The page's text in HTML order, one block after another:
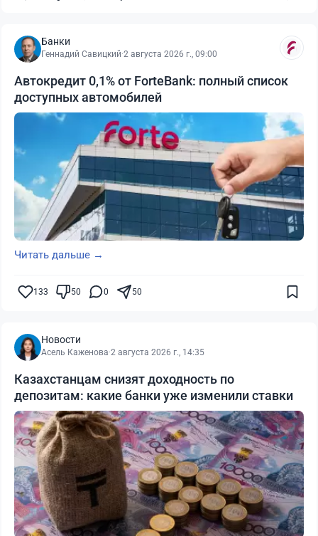
Банки
Геннадий Савицкий·2 августа 2026 г., 09:00
Автокредит 0,1% от ForteBank: полный список
доступных автомобилей
Читать дальше →
133 50 0 50
Новости
Асель Каженова·2 августа 2026 г., 14:35
Казахстанцам снизят доходность по
депозитам: какие банки уже изменили ставки